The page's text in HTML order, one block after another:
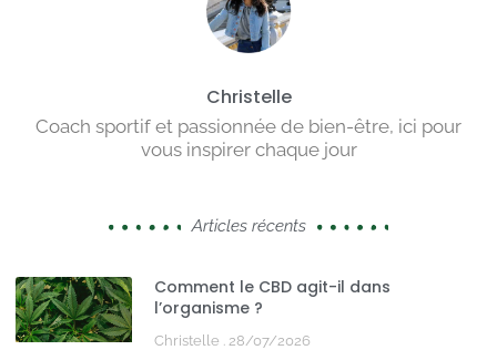
Christelle
Coach sportif et passionnée de bien-être, ici pour
vous inspirer chaque jour
Articles récents
Comment le CBD agit-il dans
l’organisme ?
Christelle 28/07/2026